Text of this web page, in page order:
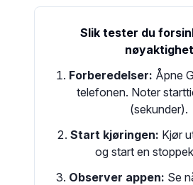
Slik tester du
nøyaktighet
Forberedelser: Åpne
telefonen. Noter
(sekunder).
Start kjøringen: Kjør
og start en
Observer appen: Se